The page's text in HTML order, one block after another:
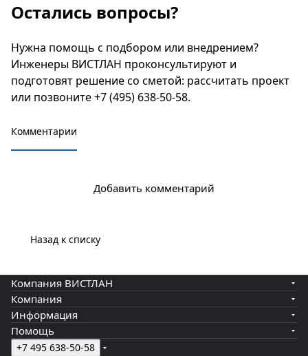
Остались вопросы?
Нужна помощь с подбором или внедрением?
Инженеры ВИСТЛАН проконсультируют и
подготовят решение со сметой: рассчитать проект
или позвоните+7 (495) 638-50-58.
Комментарии
Добавить комментарий
Назад к списку
Компания ВИСТЛАН
Компания
Информация
Помощь
+7 495 638-50-58